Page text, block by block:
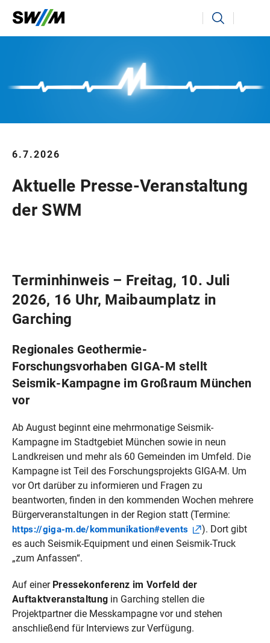
Ihr Suchbegriff Suchen
6.7.2026
Aktuelle Presse-Veranstaltung
der SWM
Terminhinweis – Freitag, 10. Juli
2026, 16 Uhr, Maibaumplatz in
Garching
Regionales Geothermie-
Forschungsvorhaben GIGA-M stellt
Seismik-Kampagne im Großraum München
vor
Ab August beginnt eine mehrmonatige Seismik-
Kampagne im Stadtgebiet München sowie in neun
Landkreisen und mehr als 60 Gemeinden im Umfeld. Die
Kampagne ist Teil des Forschungsprojekts GIGA-M. Um
vor Ort darüber zu informieren und Fragen zu
beantworten, finden in den kommenden Wochen mehrere
Bürgerveranstaltungen in der Region statt (Termine:
https://giga-m.de/kommunikation#events
). Dort gibt
es auch Seismik-Equipment und einen Seismik-Truck
„zum Anfassen“.
Auf einer Pressekonferenz im Vorfeld der
Auftaktveranstaltung in Garching stellen die
Projektpartner die Messkampagne vor und stehen
anschließend für Interviews zur Verfügung.